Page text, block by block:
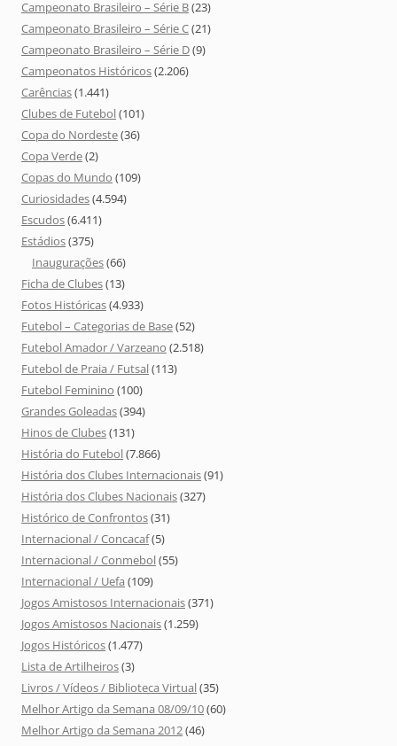
Campeonato Brasileiro – Série B(23)
Campeonato Brasileiro – Série C(21)
Campeonato Brasileiro – Série D(9)
Campeonatos Históricos(2.206)
Carências(1.441)
Clubes de Futebol(101)
Copa do Nordeste(36)
Copa Verde(2)
Copas do Mundo (109)
Curiosidades(4.594)
Escudos(6.411)
Estádios(375)
Inaugurações(66)
Ficha de Clubes(13)
Fotos Históricas(4.933)
Futebol – Categorias de Base(52)
Futebol Amador / Varzeano (2.518)
Futebol de Praia / Futsal(113)
Futebol Feminino (100)
Grandes Goleadas(394)
Hinos de Clubes(131)
História do Futebol(7.866)
História dos Clubes Internacionais(91)
História dos Clubes Nacionais(327)
Histórico de Confrontos(31)
Internacional / Concacaf(5)
Internacional / Conmebol(55)
Internacional / Uefa (109)
Jogos Amistosos Internacionais(371)
Jogos Amistosos Nacionais(1.259)
Jogos Históricos(1.477)
Lista de Artilheiros(3)
Livros / Vídeos / Biblioteca Virtual(35)
Melhor Artigo da Semana 08/09/10(60)
Melhor Artigo da Semana 2012(46)